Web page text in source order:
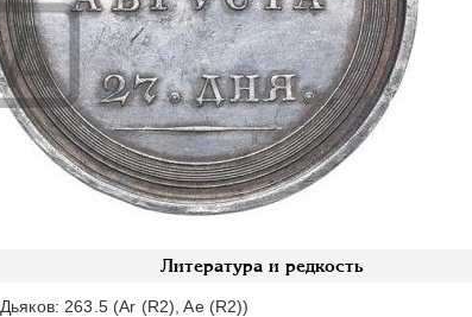
Литература и редкость
Дьяков: 263.5 (Ar (R2), Ae (R2))